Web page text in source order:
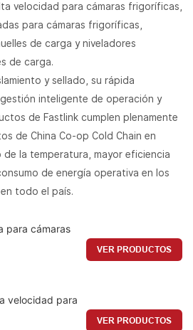
velocidad para cámaras frigoríficas,
para cámaras frigoríficas,
de carga y niveladores
de carga.
y sellado, su rápida
inteligente de operación y
de Fastlink cumplen plenamente
de China Co-op Cold Chain en
la temperatura, mayor eficiencia
de energía operativa en los
todo el país.
para cámaras
VER PRODUCTOS
velocidad para
VER PRODUCTOS